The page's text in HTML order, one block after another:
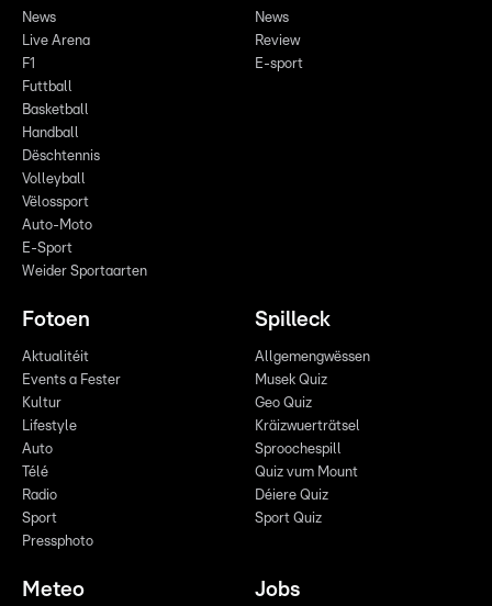
News
Live Arena
F1
Futtball
Basketball
Handball
Dëschtennis
Volleyball
Vëlossport
Auto-Moto
E-Sport
Weider Sportaarten
News
Review
E-sport
Fotoen
Aktualitéit
Events a Fester
Kultur
Lifestyle
Auto
Télé
Radio
Sport
Pressphoto
Spilleck
Allgemengwëssen
Musek Quiz
Geo Quiz
Kräizwuerträtsel
Sproochespill
Quiz vum Mount
Déiere Quiz
Sport Quiz
Meteo Jobs